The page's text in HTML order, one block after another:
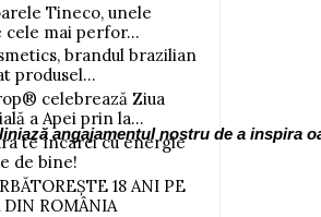
angajamentul nostru de a
Tineco, unele
mai perfor...
brandul brazilian
produsel...
celebrează Ziua
a Apei prin la...
te încarci cu energie
de bine!
18 ANI PE
DIN ROMÂNIA